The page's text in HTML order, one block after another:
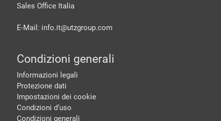
Sales Office Italia
E-Mail: info.it@utzgroup.com
Condizioni generali
Informazioni legali
Protezione dati
Impostazioni dei cookie
Condizioni d‘uso
Condizioni generali